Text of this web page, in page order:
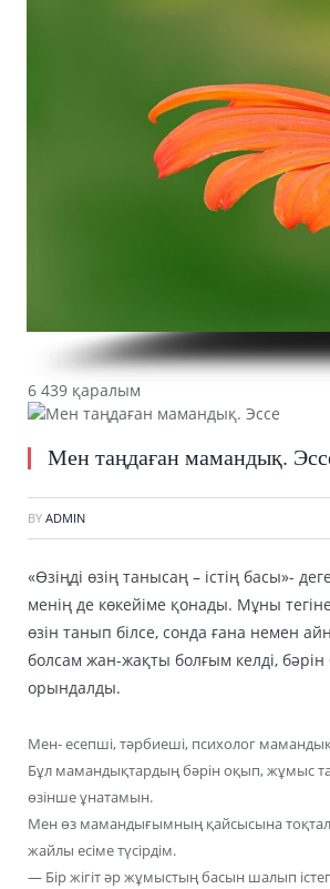
6 439 қаралым
Мен таңдаған мамандық.
BY ADMIN
«Өзіңді өзің танысаң – істің басы»-
менің де көкейіме қонады. Мұны
өзін танып білсе, сонда ғана немен
болсам жан-жақты болғым келді,
орындалды.
Мен- есепші, тәрбиеші, психолог
Бұл мамандықтардың бәрін оқып, жұмыс
өзінше ұнатамын.
Мен өз мамандығымның қайсысына
жайлы есіме түсірдім.
— Бір жігіт әр жұмыстың басын шалып